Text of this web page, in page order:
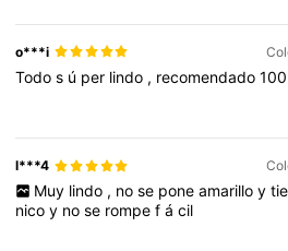
o***i
Todos ú per lindo , recomendado100
l***4
Muy lindo , no se pone amarillo y
nicoy nose rompefácil